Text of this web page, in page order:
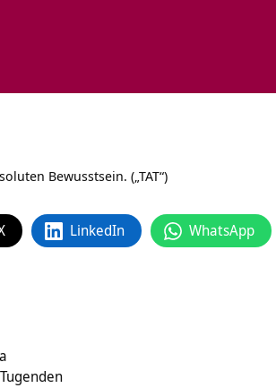
Bewusstsein. („TAT“)
LinkedIn WhatsApp